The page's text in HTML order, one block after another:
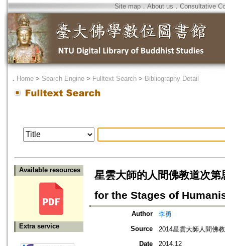
Site map．About us ． Consultative
． Home > Search Engine > Fulltext Search > Bibliography Detail
Available resources
Extra service
星雲大師的人間佛教道次
for the Stages of
Author
李勇
Source
2014星雲大師人間佛
Date
2014.12